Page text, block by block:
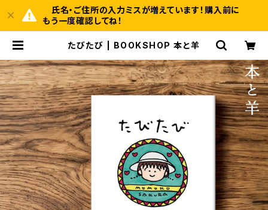
氏名・ご住所の入力ミスが増えています！購入前に
もう一度確認してね！
たびたび | BOOKSHOP 本と羊